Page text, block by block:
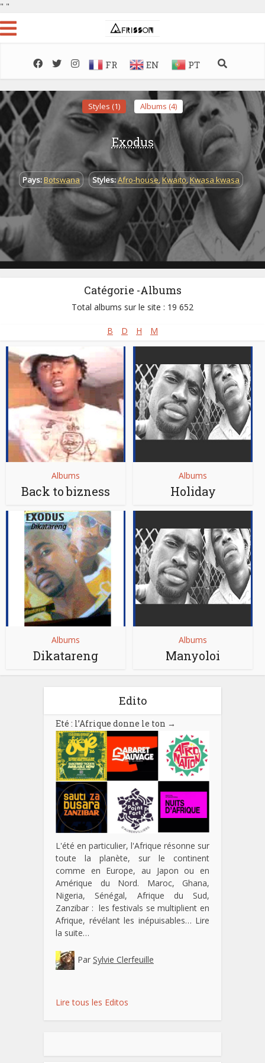
" "
FR EN PT
Styles (1) Albums (4)
Exodus
Pays:Botswana Styles:Afro-house,Kwaito,Kwasa kwasa
Catégorie -Albums
Total albums sur le site : 19 652
B D H M
Albums
Back to bizness
Albums
Holiday
Albums
Dikatareng
Albums
Manyoloi
Edito
Eté : l’Afrique donne le ton →
L'été en particulier, l'Afrique résonne sur
toute la planète, sur le continent
comme en Europe, au Japon ou en
Amérique du Nord. Maroc, Ghana,
Nigeria, Sénégal, Afrique du Sud,
Zanzibar : les festivals se multiplient en
Afrique, révélant les inépuisables… Lire
la suite…
Par Sylvie Clerfeuille
Lire tous les Editos